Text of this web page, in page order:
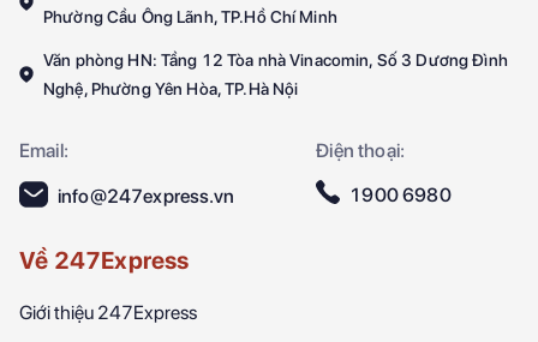
Phường Cầu Ông Lãnh, TP.Hồ Chí Minh
Văn phòng HN: Tầng 12 Tòa nhà Vinacomin, Số 3 Dương Đình
Nghệ, Phường Yên Hòa, TP.Hà Nội
Email:
Điện thoại:
info@247express.vn
1900 6980
Về 247Express
Giới thiệu 247Express